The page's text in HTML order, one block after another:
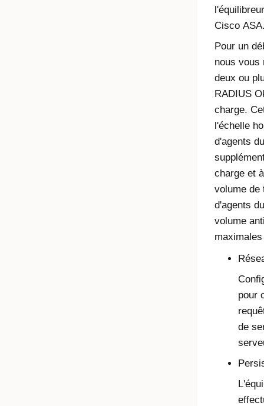
Cisco
Pour un
nous vous
deux ou
RADIUS
charge.
l'échelle
d'agents
charge et
volume de
d'agents
volume
pour
de